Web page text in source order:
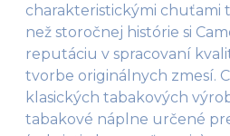
charakteristickými chuťami
než storočnej histórie si
reputáciu v spracovaní
tvorbe originálnych zmesí.
klasických tabakových
tabakové náplne určené